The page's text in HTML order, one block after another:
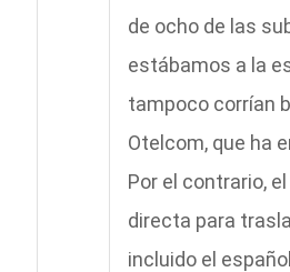
de ocho de las
estábamos a la
tampoco corrían
Otelcom, que ha
Por el contrario,
directa para
incluido el